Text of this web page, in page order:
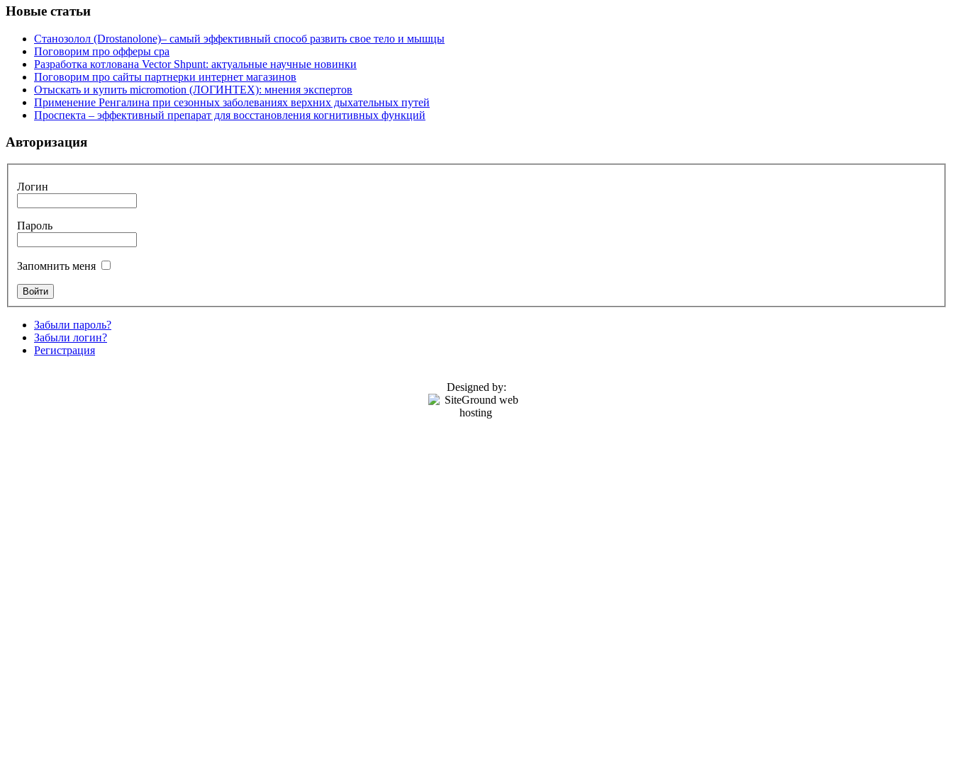
Новые статьи
Станозолол (Drostanolone)– самый эффективный способ развить свое тело и мышцы
Поговорим про офферы cpa
Разработка котлована Vector Shpunt: актуальные научные новинки
Поговорим про сайты партнерки интернет магазинов
Отыскать и купить micromotion (ЛОГИНТЕХ): мнения экспертов
Применение Ренгалина при сезонных заболеваниях верхних дыхательных путей
Проспекта – эффективный препарат для восстановления когнитивных функций
Авторизация
Логин
Пароль
Запомнить меня
Забыли пароль?
Забыли логин?
Регистрация
Designed by: